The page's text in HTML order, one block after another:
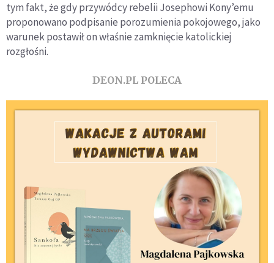
tym fakt, że gdy przywódcy rebelii Josephowi Kony’emu
proponowano podpisanie porozumienia pokojowego, jako
warunek postawił on właśnie zamknięcie katolickiej
rozgłośni.
DEON.PL POLECA